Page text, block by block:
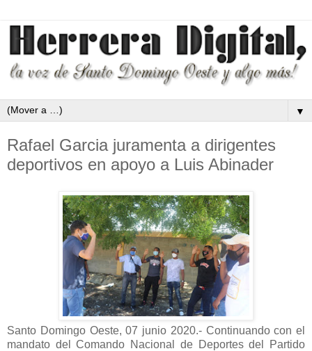
▼
Rafael Garcia juramenta a dirigentes
deportivos en apoyo a Luis Abinader
Santo Domingo Oeste, 07 junio 2020.- Continuando con el
mandato del Comando Nacional de Deportes del Partido